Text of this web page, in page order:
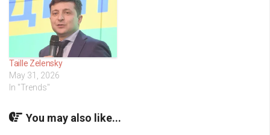
Taille Zelensky
May 31, 2026
In "Trends"
You may also like...